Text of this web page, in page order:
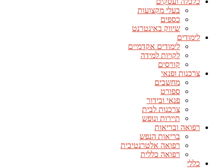
בעלי מקצועות
כספים
שיווק באינטרנט
לימודים
לימודים אקדמיים
לקויות למידה
קורסים
צרכנות ופנאי
מחשבים
ספורט
פנאי ובידור
צרכנות לבית
תיירות ונופש
רפואה ובריאות
בריאות הנפש
רפואה אלטרנטיבית
רפואה כללית
כללי